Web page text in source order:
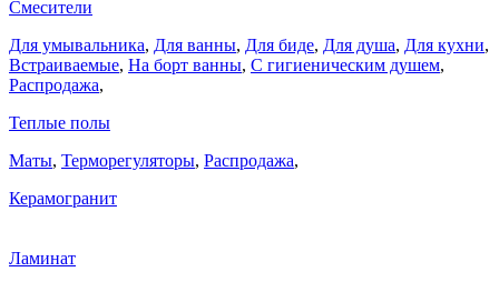
Смесители
Для умывальника, Для ванны, Для биде, Для душа, Для кухни,
Встраиваемые, На борт ванны, C гигиеническим душем,
Распродажа,
Теплые полы
Маты, Терморегуляторы, Распродажа,
Керамогранит
Ламинат